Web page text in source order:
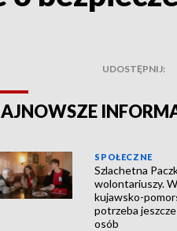
UDOSTĘPNIJ:
SPOŁECZNE
Szlachetna
wolontariuszy.
kujawsko-
potrzeba
osób